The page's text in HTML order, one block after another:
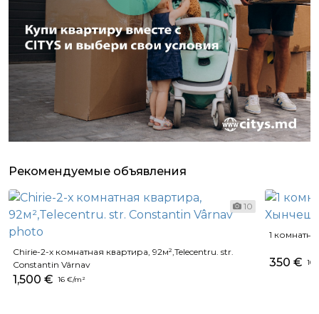
Рекомендуемые объявления
10
Chirie-2-х комнатная квартира, 92м²,Telecentru. str.
Constantin Vârnav
1,500 € 16 €/m²
1
350 € 10